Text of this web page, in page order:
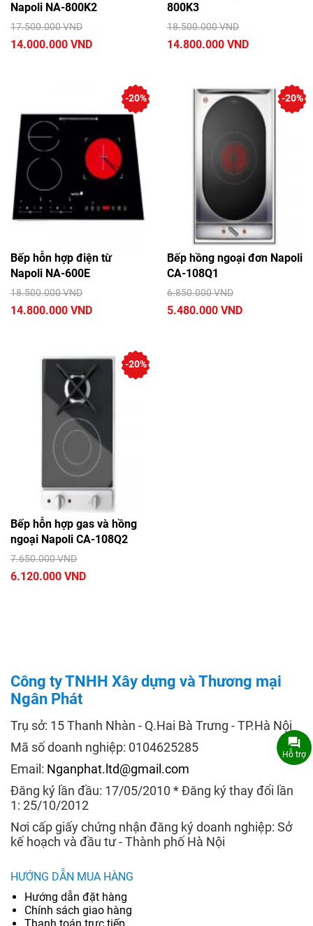
Napoli NA-800K2
17.500.000 VND
14.000.000 VND
800K3
18.500.000 VND
14.800.000 VND
Bếp hỗn hợp điện từ
Napoli NA-600E
18.500.000 VND
14.800.000 VND
-20%
Bếp hồng ngoại đơn Napoli
CA-108Q1
6.850.000 VND
5.480.000 VND
-20%
Bếp hỗn hợp gas và hồng
ngoại Napoli CA-108Q2
7.650.000 VND
6.120.000 VND
-20%
Công ty TNHH Xây dựng và Thương mại
Ngân Phát
Trụ sở: 15 Thanh Nhàn - Q.Hai Bà Trưng - TP.Hà Nội
Mã số doanh nghiệp: 0104625285
Email: Nganphat.ltd@gmail.com
Đăng ký lần đầu: 17/05/2010 * Đăng ký thay đổi lần
1: 25/10/2012
Nơi cấp giấy chứng nhận đăng ký doanh nghiệp: Sở
kế hoạch và đầu tư - Thành phố Hà Nội
HƯỚNG DẪN MUA HÀNG
Hướng dẫn đặt hàng
Chính sách giao hàng
Hỗ trợ